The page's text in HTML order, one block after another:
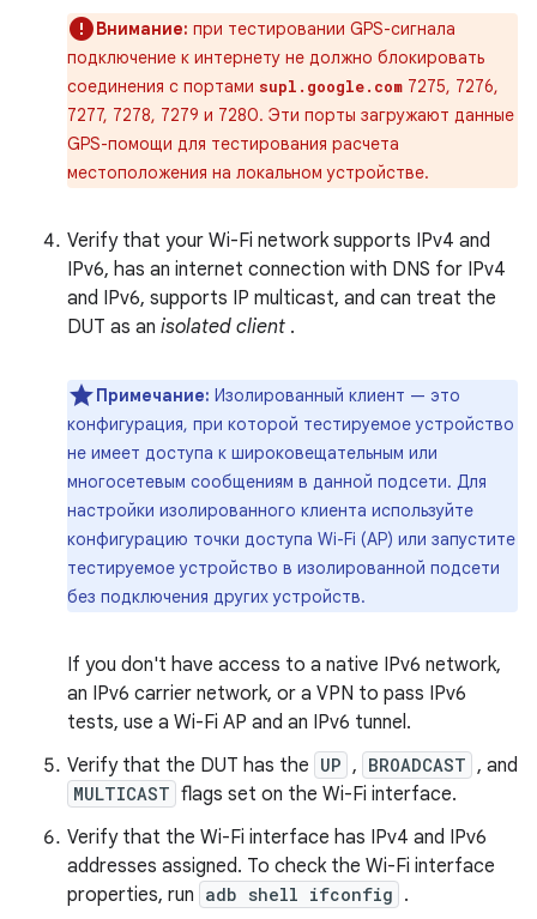
Внимание: при тестировании GPS-сигнала
подключение к интернету не должно блокировать
соединения с портами supl.google.com 7275, 7276,
7277, 7278, 7279 и 7280. Эти порты загружают данные
GPS-помощи для тестирования расчета
местоположения на локальном устройстве.
Verify that your Wi-Fi network supports IPv4 and
IPv6, has an internet connection with DNS for IPv4
and IPv6, supports IP multicast, and can treat the
DUT as an isolated client .
Примечание: Изолированный клиент — это
конфигурация, при которой тестируемое устройство
не имеет доступа к широковещательным или
многосетевым сообщениям в данной подсети. Для
настройки изолированного клиента используйте
конфигурацию точки доступа Wi-Fi (AP) или запустите
тестируемое устройство в изолированной подсети
без подключения других устройств.
If you don't have access to a native IPv6 network,
an IPv6 carrier network, or a VPN to pass IPv6
tests, use a Wi-Fi AP and an IPv6 tunnel.
Verify that the DUT has the UP , BROADCAST , and
MULTICAST flags set on the Wi-Fi interface.
Verify that the Wi-Fi interface has IPv4 and IPv6
addresses assigned. To check the Wi-Fi interface
properties, run adb shell ifconfig .